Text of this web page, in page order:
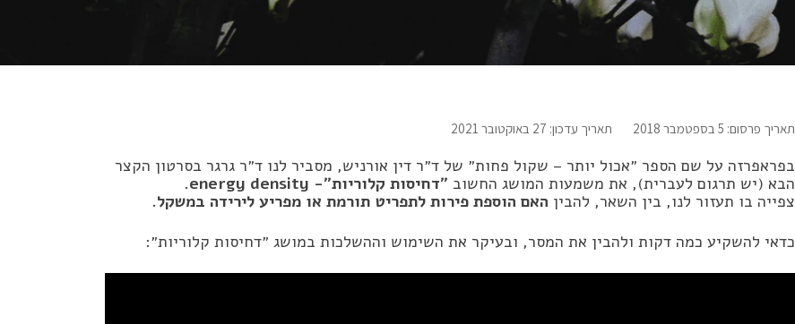
תאריך פרסום: 5 בספטמבר 2018 תאריך עדכון: 27 באוקטובר 2021
בפראפרזה על שם הספר ״אכול יותר – שקול פחות״ של ד״ר דין אורניש, מסביר לנו ד״ר גרגר בסרטון הקצר
הבא (יש תרגום לעברית), את משמעות המושג החשוב ״דחיסות קלוריות״- energy density.
צפייה בו תעזור לנו, בין השאר, להבין האם הוספת פירות לתפריט תורמת או מפריע לירידה במשקל.
כדאי להשקיע כמה דקות ולהבין את המסר, ובעיקר את השימוש וההשלכות במושג ״דחיסות קלוריות״: